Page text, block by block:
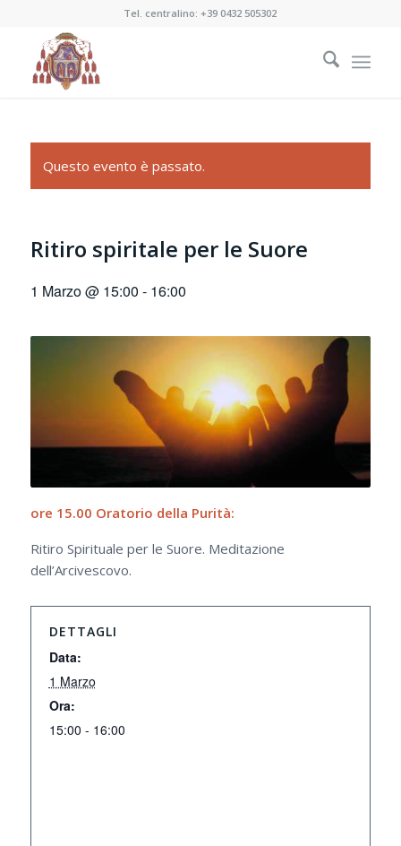
Tel. centralino:+39 0432 505302
Questo evento è passato.
Ritiro spiritale per le Suore
1 Marzo @ 15:00 - 16:00
ore 15.00 Oratorio della Purità:
Ritiro Spirituale per le Suore. Meditazione
dell’Arcivescovo.
DETTAGLI
Data:
1 Marzo
Ora:
15:00 - 16:00